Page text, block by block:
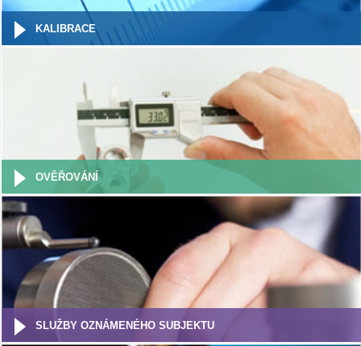
KALIBRACE
OVĚŘOVÁNÍ
SLUŽBY OZNÁMENÉHO SUBJEKTU